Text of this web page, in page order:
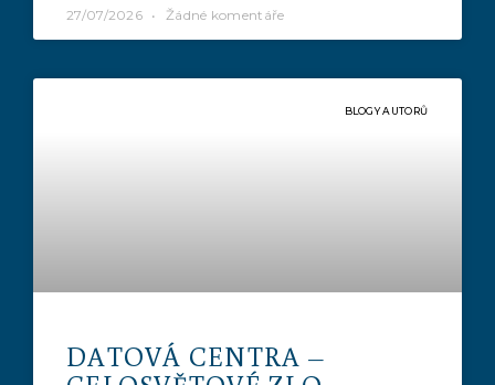
27/07/2026 Žádné komentáře
BLOGY AUTORŮ
DATOVÁ CENTRA –